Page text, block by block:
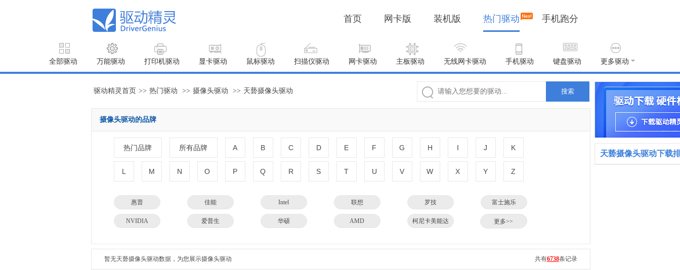
首页 网卡版 装机版 热门驱动 手机跑分
全部驱动 万能驱动 打印机驱动 显卡驱动 鼠标驱动 扫描仪驱动 网卡驱动 主板驱动 无线网卡驱动 手机驱动 键盘驱动 更多驱动
驱动精灵首页 >> 热门驱动 >> 摄像头驱动 >> 天兿摄像头驱动 搜索
摄像头驱动的品牌
热门品牌 所有品牌 A B C D E F G H I J K
L M N O P Q R S T U V W X Y Z
惠普 佳能 Intel 联想 罗技 富士施乐
NVIDIA 爱普生 华硕 AMD 柯尼卡美能达 小米
得力 瑞昱
更多>>
暂无天兿摄像头驱动数据，为您展示摄像头驱动 共有6738条记录
天兿摄像头驱动下载